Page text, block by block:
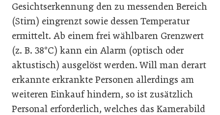
Gesichtserkennung den zu messenden Bereich
(Stirn) eingrenzt sowie dessen Temperatur
ermittelt. Ab einem frei wählbaren Grenzwert
(z. B. 38°C) kann ein Alarm (optisch oder
aktustisch) ausgelöst werden. Will man derart
erkannte erkrankte Personen allerdings am
weiteren Einkauf hindern, so ist zusätzlich
Personal erforderlich, welches das Kamerabild